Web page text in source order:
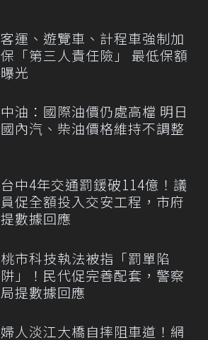
客運、遊覽車、計程車強制加
保「第三人責任險」 最低保額
曝光
中油：國際油價仍處高檔 明日
國內汽、柴油價格維持不調整
台中4年交通罰鍰破114億！議
員促全額投入交安工程，市府
提數據回應
桃市科技執法被指「罰單陷
阱」！民代促完善配套，警察
局提數據回應
婦人淡江大橋自摔阻車道！網